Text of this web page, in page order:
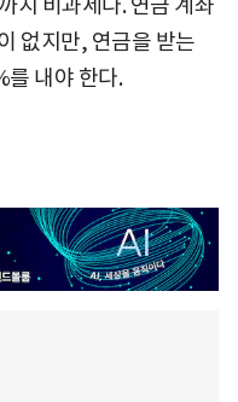
없지만, 연금을 받는
를 내야 한다.